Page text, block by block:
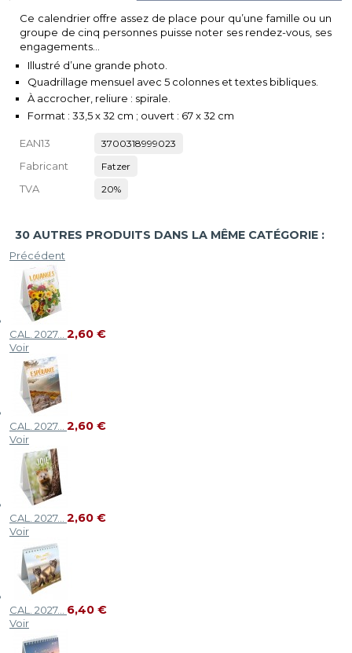
Ce calendrier offre assez de place pour qu’une famille ou un
groupe de cinq personnes puisse noter ses rendez-vous, ses
engagements...
Illustré d’une grande photo.
Quadrillage mensuel avec 5 colonnes et textes bibliques.
À accrocher, reliure : spirale.
Format : 33,5 x32 cm ; ouvert : 67x 32 cm
EAN13 3700318999023
Fabricant Fatzer
TVA 20%
30 AUTRES PRODUITS DANS LA MÊME CATÉGORIE :
Précédent
CAL. 2027... 2,60 €
Voir
CAL. 2027... 2,60 €
Voir
CAL. 2027... 2,60 €
Voir
CAL. 2027... 6,40 €
Voir